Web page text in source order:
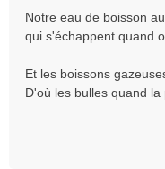
Notre eau de boisson
qui s'échappent quand
Et les boissons
D'où les bulles quand la